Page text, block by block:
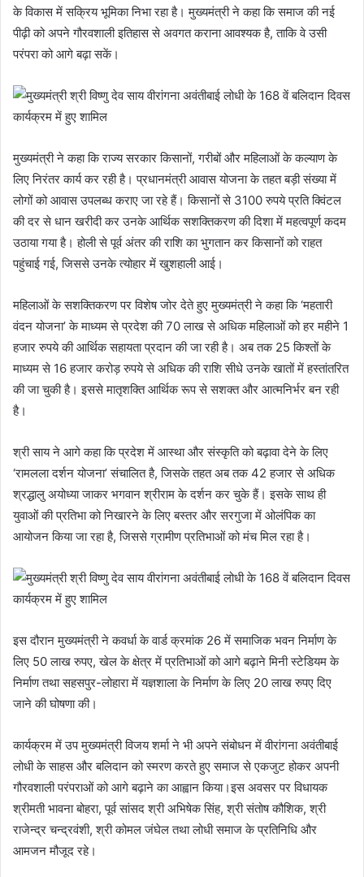
के विकास में सक्रिय भूमिका निभा रहा है। मुख्यमंत्री ने कहा कि समाज की नई
पीढ़ी को अपने गौरवशाली इतिहास से अवगत कराना आवश्यक है, ताकि वे उसी
परंपरा को आगे बढ़ा सकें।
मुख्यमंत्री ने कहा कि राज्य सरकार किसानों, गरीबों और महिलाओं के कल्याण के
लिए निरंतर कार्य कर रही है। प्रधानमंत्री आवास योजना के तहत बड़ी संख्या में
लोगों को आवास उपलब्ध कराए जा रहे हैं। किसानों से 3100 रुपये प्रति क्विंटल
की दर से धान खरीदी कर उनके आर्थिक सशक्तिकरण की दिशा में महत्वपूर्ण कदम
उठाया गया है। होली से पूर्व अंतर की राशि का भुगतान कर किसानों को राहत
पहुंचाई गई, जिससे उनके त्योहार में खुशहाली आई।
महिलाओं के सशक्तिकरण पर विशेष जोर देते हुए मुख्यमंत्री ने कहा कि ‘महतारी
वंदन योजना’ के माध्यम से प्रदेश की 70 लाख से अधिक महिलाओं को हर महीने 1
हजार रुपये की आर्थिक सहायता प्रदान की जा रही है। अब तक 25 किश्तों के
माध्यम से 16 हजार करोड़ रुपये से अधिक की राशि सीधे उनके खातों में हस्तांतरित
की जा चुकी है। इससे मातृशक्ति आर्थिक रूप से सशक्त और आत्मनिर्भर बन रही
है।
श्री साय ने आगे कहा कि प्रदेश में आस्था और संस्कृति को बढ़ावा देने के लिए
‘रामलला दर्शन योजना’ संचालित है, जिसके तहत अब तक 42 हजार से अधिक
श्रद्धालु अयोध्या जाकर भगवान श्रीराम के दर्शन कर चुके हैं। इसके साथ ही
युवाओं की प्रतिभा को निखारने के लिए बस्तर और सरगुजा में ओलंपिक का
आयोजन किया जा रहा है, जिससे ग्रामीण प्रतिभाओं को मंच मिल रहा है।
इस दौरान मुख्यमंत्री ने कवर्धा के वार्ड क्रमांक 26 में समाजिक भवन निर्माण के
लिए 50 लाख रुपए, खेल के क्षेत्र में प्रतिभाओं को आगे बढ़ाने मिनी स्टेडियम के
निर्माण तथा सहसपुर-लोहारा में यज्ञशाला के निर्माण के लिए 20 लाख रुपए दिए
जाने की घोषणा की।
कार्यक्रम में उप मुख्यमंत्री विजय शर्मा ने भी अपने संबोधन में वीरांगना अवंतीबाई
लोधी के साहस और बलिदान को स्मरण करते हुए समाज से एकजुट होकर अपनी
गौरवशाली परंपराओं को आगे बढ़ाने का आह्वान किया।इस अवसर पर विधायक
श्रीमती भावना बोहरा, पूर्व सांसद श्री अभिषेक सिंह, श्री संतोष कौशिक, श्री
राजेन्द्र चन्द्रवंशी, श्री कोमल जंघेल तथा लोधी समाज के प्रतिनिधि और
आमजन मौजूद रहे।